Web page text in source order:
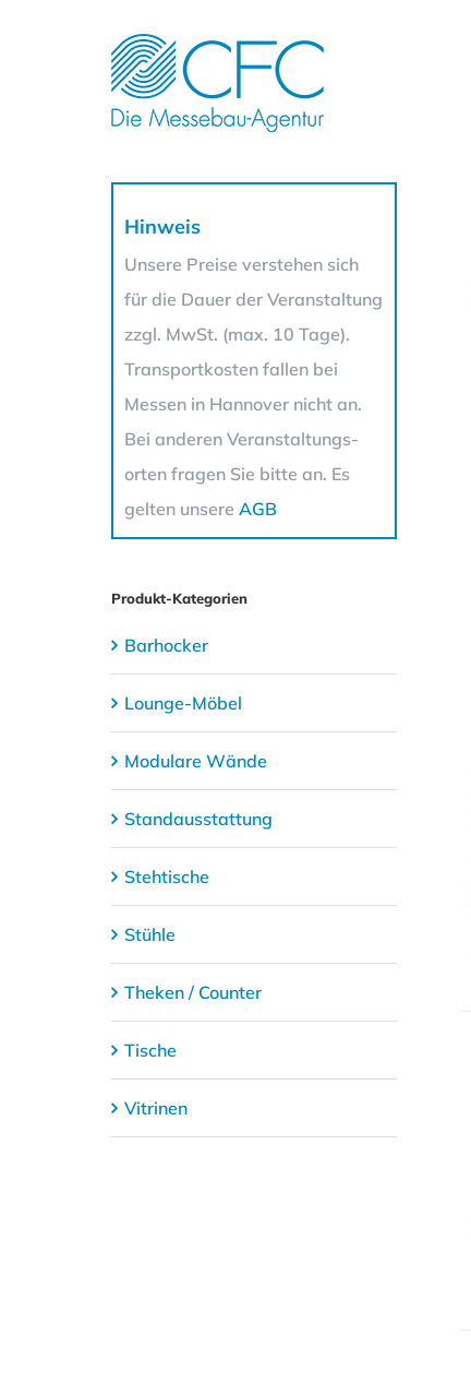
Hinweis
Unsere Preise verstehen sich
für die Dauer der Veranstaltung
zzgl. MwSt. (max. 10 Tage).
Transportkosten fallen bei
Messen in Hannover nicht an.
Bei anderen Veranstaltungs-
orten fragen Sie bitte an. Es
gelten unsere AGB
Produkt-Kategorien
Barhocker
Lounge-Möbel
Modulare Wände
Standausstattung
Stehtische
Stühle
Theken / Counter
Tische
Vitrinen